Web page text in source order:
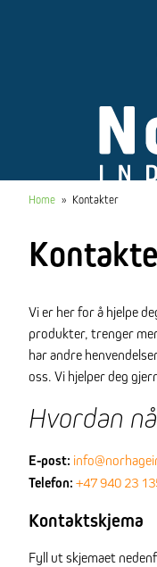
Home » Kontakter
Vi er her for å hjelpe
produkter, trenger
har andre
oss. Vi hjelper deg
Hvordan
E-post:
Telefon: +47 940 23
Kontaktskjema
Fyll ut skjemaet